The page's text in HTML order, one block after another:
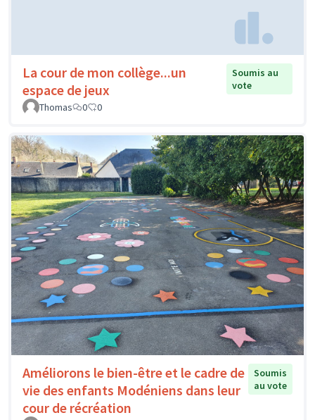
La cour de mon collège...un
espace de jeux
Soumis au
vote
Thomas
0 0
Améliorons le bien-être et le cadre de
vie des enfants Modéniens dans leur
cour de récréation
Soumis
au vote